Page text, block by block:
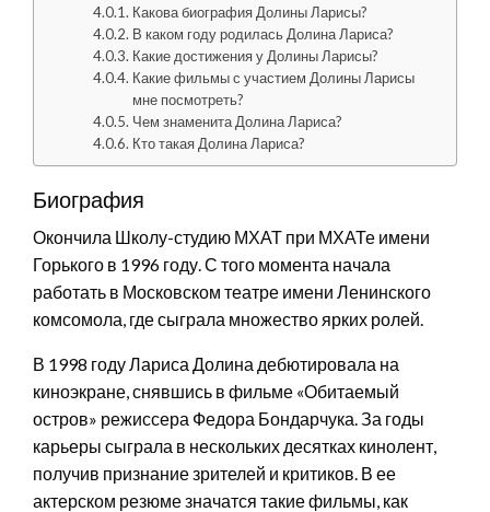
Какова биография Долины Ларисы?
В каком году родилась Долина Лариса?
Какие достижения у Долины Ларисы?
Какие фильмы с участием Долины Ларисы
мне посмотреть?
Чем знаменита Долина Лариса?
Кто такая Долина Лариса?
Биография
Окончила Школу-студию МХАТ при МХАТе имени
Горького в 1996 году. С того момента начала
работать в Московском театре имени Ленинского
комсомола, где сыграла множество ярких ролей.
В 1998 году Лариса Долина дебютировала на
киноэкране, снявшись в фильме «Обитаемый
остров» режиссера Федора Бондарчука. За годы
карьеры сыграла в нескольких десятках кинолент,
получив признание зрителей и критиков. В ее
актерском резюме значатся такие фильмы, как